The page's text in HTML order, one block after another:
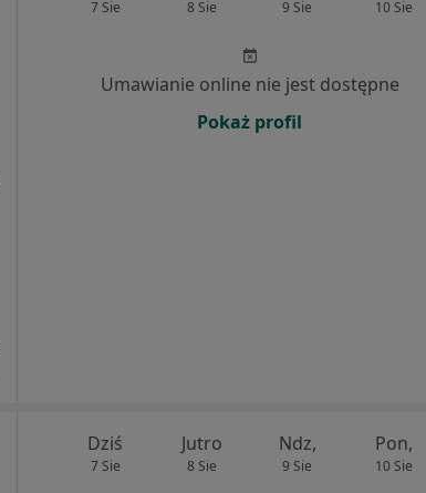
7 Sie 8 Sie 9 Sie 10 Sie
Umawianie online nie jest dostępne
Pokaż profil
Dziś
7 Sie
Jutro
8 Sie
Ndz,
9 Sie
Pon,
10 Sie